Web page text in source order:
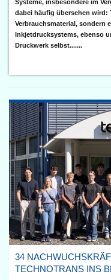
Systeme, insbesondere im
dabei häufig übersehen
Verbrauchsmaterial, sondern
Inkjetdrucksystems, ebenso
Druckwerk selbst.......
34
TECHNOTRANS INS